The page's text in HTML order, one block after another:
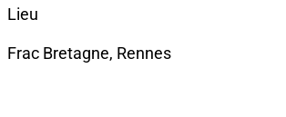
Lieu
Frac Bretagne, Rennes